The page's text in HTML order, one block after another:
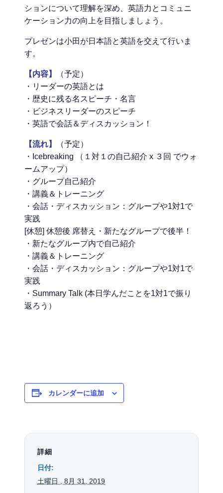
ションについて理解を深め、英語力とコミュニ
ケーション力の向上を目指しましょう。
プレゼンは小田が日本語と英語を交えて行いま
す。
【内容】
（予定）
・リーダーの英語とは
・歴史に残る名スピーチ・名言
・ビジネスリーダーのスピーチ
・英語で会話＆ディスカッション！
【流れ】
（予定）
・Icebreaking （１対１の自己紹介 x ３回 でウォ
ームアップ）
・グループ自己紹介
・講義＆トレーニング
・会話・ディスカッション：グループや1対1で
実践
[休憩] 休憩後 席替え・新たなグループで後半！
・新たなグループ内で自己紹介
・講義＆トレーニング
・会話・ディスカッション：グループや1対1で
実践
・Summary Talk (本日学んだことを1対1で振り
返ろう）
カレンダーに追加
詳細
日付:
土曜日 , 8月 31, 2019